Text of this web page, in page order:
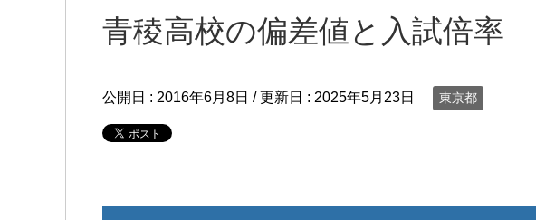
青稜高校の偏差値と入試倍率
公開日 : 2016年6月8日 / 更新日 : 2025年5月23日 東京都